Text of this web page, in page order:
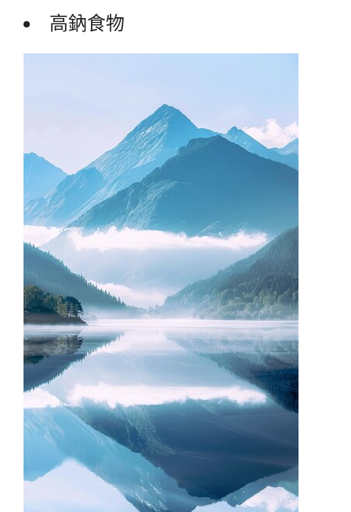
高鈉食物